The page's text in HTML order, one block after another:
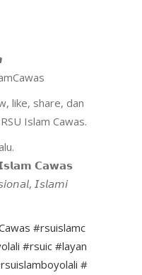
like, share, dan
Islam Cawas.
𝗖𝗮𝘄𝗮𝘀
𝘐𝘴𝘭𝘢𝘮𝘪
#rsuislamc
#rsuic #layan
#